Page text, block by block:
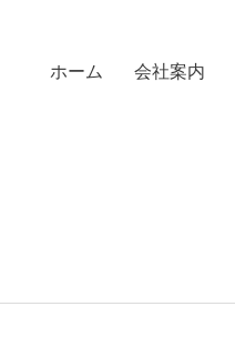
ホーム 会社案内